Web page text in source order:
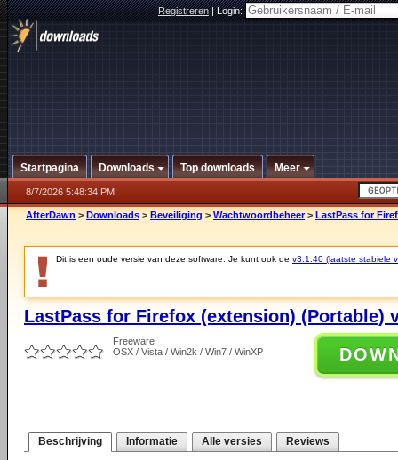
Registreren|Login:
Startpagina Downloads Top downloads Meer
8/7/2026 5:48:34 PM
AfterDawn > Downloads > Beveiliging > Wachtwoordbeheer > LastPass for
Dit is een oude versie van deze software. Je kunt ook de v3.1.40 (laatste stabiele
LastPass for Firefox (extension) (Portable)
Freeware
OSX / Vista / Win2k / Win7 / WinXP
Beschrijving Informatie Alle versies Reviews